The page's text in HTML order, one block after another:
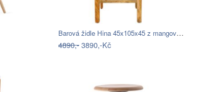
Barová židle Hina 45x105x45 z mangového…
4890,-3890,-Kč